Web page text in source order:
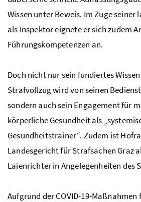
Wissen unter Beweis. Im Zuge
als Inspektor eignete er sich zudem
Führungskompetenzen an.
Doch nicht nur sein fundiertes
Strafvollzug wird von seinen
sondern auch sein Engagement für
körperliche Gesundheit als
Gesundheitstrainer“. Zudem ist
Landesgericht für Strafsachen Graz
Laienrichter in Angelegenheiten des
Aufgrund der COVID-19-Maßnahmen